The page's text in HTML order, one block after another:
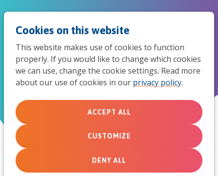
Cookies on this website
This website makes use of cookies to function
properly. If you would like to change which cookies
we can use, change the cookie settings. Read more
about our use of cookies in our privacy policy.
ACCEPT ALL
CUSTOMIZE
DENY ALL
Basiszorg voor kinderen
September 26, 2011